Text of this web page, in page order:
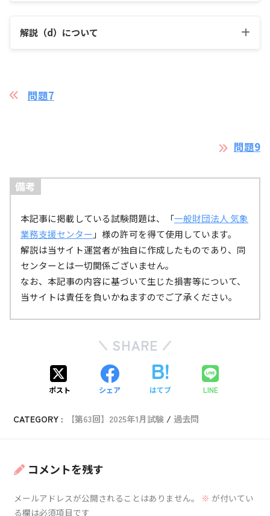
引用：羽田空港 WEATHER TOPICS（東京航空地方気象台）
引用：羽田空港 WEATHER TOPICS（東京航空地方気象台）
【日本付近の主なジェット気流】
・寒帯前線ジェット気流（polar front jet stream: Jp）
第2図「ジェット気流の断面図モデル」の真ん中あたりに、「Js」と書
かれている緑色の●があります。
暖気と寒気が接するところでは、寒帯前線帯ができま
す。この寒帯前線帯の上空で、寒帯前線ジェット気流が
形成されます。
引用：羽田空港 WEATHER TOPICS（東京航空地方気象台）
気と冷たい空気の「高度」を考えてみます。
解説（d）について
引用： 羽田空港 WEATHER TOPICS（東京航空地方気象台）
問題7
問題9
備考
本記事に掲載している試験問題は、「一般財団法人 気象
業務支援センター 」様の許可を得て使用しています。
解説は当サイト運営者が独自に作成したものであり、同
センターとは一切関係ございません。
なお、本記事の内容に基づいて生じた損害等について、
当サイトは責任を負いかねますのでご了承ください。
SHARE
ポスト シェア はてブ LINE
CATEGORY : 【第63回】2025年1月試験 過去問
コメントを残す
メールアドレスが公開されることはありません。 ※ が付いてい
る欄は必須項目です